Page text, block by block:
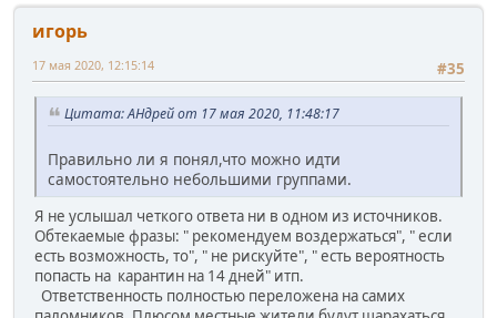
игорь
#35
17 мая 2020, 12:15:14
Цитата: АHдрей от 17 мая 2020, 11:48:17
Правильно ли я понял,что можно идти
самостоятельно небольшими группами.
Я не услышал четкого ответа ни в одном из источников.
Обтекаемые фразы: " рекомендуем воздержаться", " если
есть возможность, то", " не рискуйте", " есть вероятность
попасть на карантин на 14 дней" итп.
Ответственность полностью переложена на самих